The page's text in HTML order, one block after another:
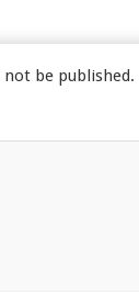
not be published.